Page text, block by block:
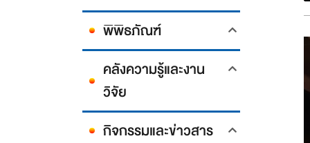
พิพิธภัณฑ์
คลังความรู้และงาน
วิจัย
กิจกรรมและข่าวสาร